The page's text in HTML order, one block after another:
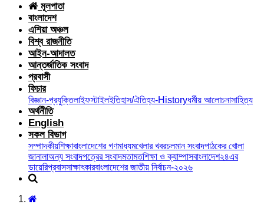
মূলপাতা
বাংলাদেশ
এশিয়া অঞ্চল
বিশ্ব রাজনীতি
আইন-আদালত
আন্তর্জাতিক সংবাদ
প্রবাসী
ফিচার
বিজ্ঞান-প্রযুক্তিলাইফস্টাইলইতিহাস/ঐতিহ্য-Historyধর্মীয় আলোচনাসাহিত্য
অর্থনীতি
English
সকল বিভাগ
সম্পাদকীয়শিক্ষাবাংলাদেশের গণমাধ্যমখেলার খবরচলমান সংবাদপাঠকের খোলা
জানালাঅন্য সংবাদপত্রের সংবাদমতামতশিক্ষা ও ক্যাম্পাসবাংলাদেশ২৪এর
ডায়েরিপ্রবাসসাক্ষাৎকারবাংলাদেশের জাতীয় নির্বাচন-২০২৬